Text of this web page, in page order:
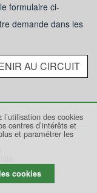
formulaire ci-
demande dans les
AU CIRCUIT
des cookies
centres d’intérêts et
et paramétrer les
cookies